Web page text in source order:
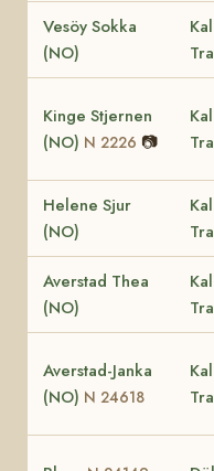
Vesöy Sokka
(NO)
Kinge Stjernen
(NO) N 2226 📷
Helene Sjur
(NO)
Averstad Thea
(NO)
Averstad-Janka
(NO) N 24618